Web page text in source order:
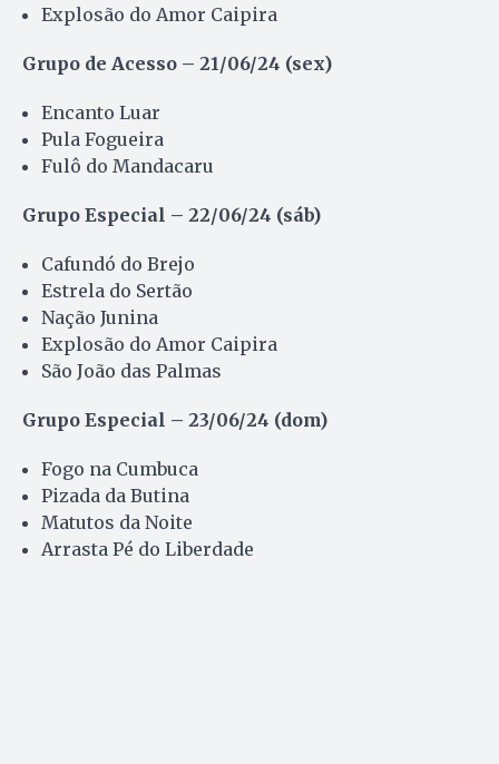
Explosão do Amor Caipira
Grupo de Acesso – 21/06/24 (sex)
Encanto Luar
Pula Fogueira
Fulô do Mandacaru
Grupo Especial – 22/06/24 (sáb)
Cafundó do Brejo
Estrela do Sertão
Nação Junina
Explosão do Amor Caipira
São João das Palmas
Grupo Especial – 23/06/24 (dom)
Fogo na Cumbuca
Pizada da Butina
Matutos da Noite
Arrasta Pé do Liberdade